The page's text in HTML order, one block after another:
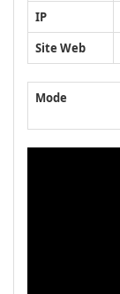
IP
Site Web
Mode